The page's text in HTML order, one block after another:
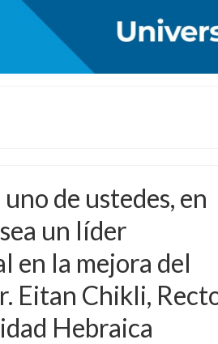
de ustedes, en
un líder
en la mejora del
Eitan Chikli,
Hebraica